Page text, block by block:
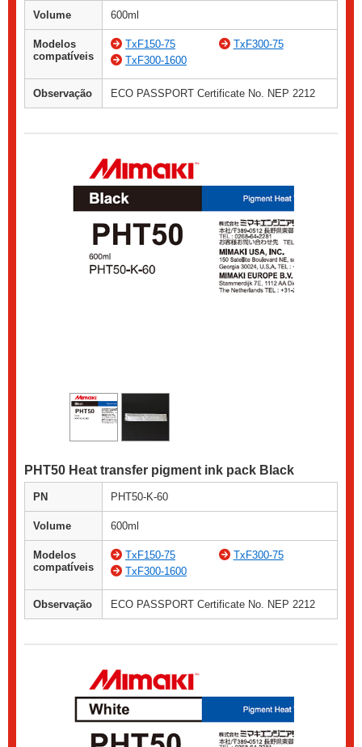
Volume 600ml
Modelos
compatíveis
TxF150-75
TxF300-75
TxF300-1600
Observação ECO PASSPORT Certificate No. NEP 2212
PHT50 Heat transfer pigment ink pack Black
PN PHT50-K-60
Volume 600ml
Modelos
compatíveis
TxF150-75
TxF300-75
TxF300-1600
Observação ECO PASSPORT Certificate No. NEP 2212